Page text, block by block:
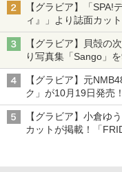
【グラビア】「SPA!
ィ』」より誌面カッ
【グラビア】貝殻の
り写真集「Sango」
【グラビア】元
ク」が10月19日発売！
【グラビア】小倉ゆ
カットが掲載！「